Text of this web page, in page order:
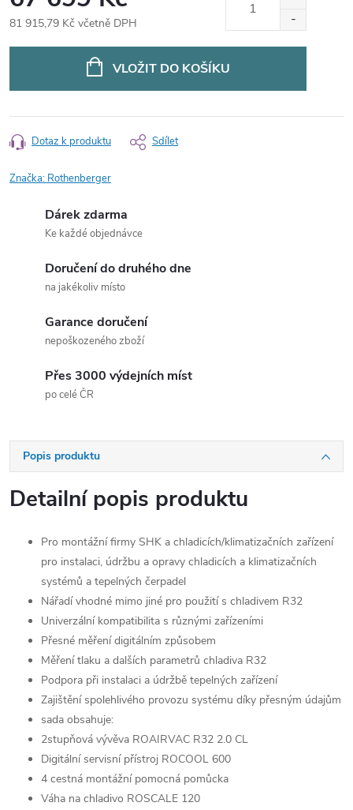
81 915,79 Kč včetně DPH
VLOŽIT DO KOŠÍKU
Dotaz k produktu Sdílet
Značka: Rothenberger
Dárek zdarma
Ke každé objednávce
Doručení do druhého dne
na jakékoliv místo
Garance doručení
nepoškozeného zboží
Přes 3000 výdejních míst
po celé ČR
Popis produktu
Detailní popis produktu
Pro montážní firmy SHK a chladicích/klimatizačních zařízení
pro instalaci, údržbu a opravy chladicích a klimatizačních
systémů a tepelných čerpadel
Nářadí vhodné mimo jiné pro použití s chladivem R32
Univerzální kompatibilita s různými zařízeními
Přesné měření digitálním způsobem
Měření tlaku a dalších parametrů chladiva R32
Podpora při instalaci a údržbě tepelných zařízení
Zajištění spolehlivého provozu systému díky přesným údajům
sada obsahuje:
2stupňová vývěva ROAIRVAC R32 2.0 CL
Digitální servisní přístroj ROCOOL 600
4 cestná montážní pomocná pomůcka
Váha na chladivo ROSCALE 120